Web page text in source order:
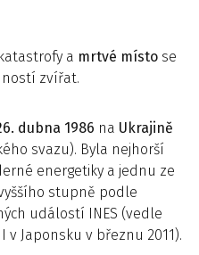
a mrtvé místo se
zvířat.
dubna 1986 na Ukrajině
svazu). Byla nejhorší
energetiky a jednu ze
stupně podle
událostí INES (vedle
v Japonsku v březnu 2011).